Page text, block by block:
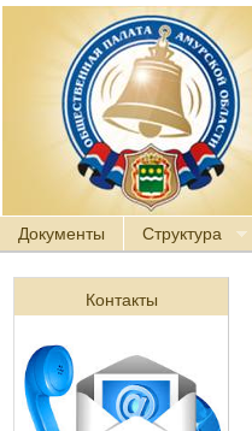
Документы Структура
Контакты